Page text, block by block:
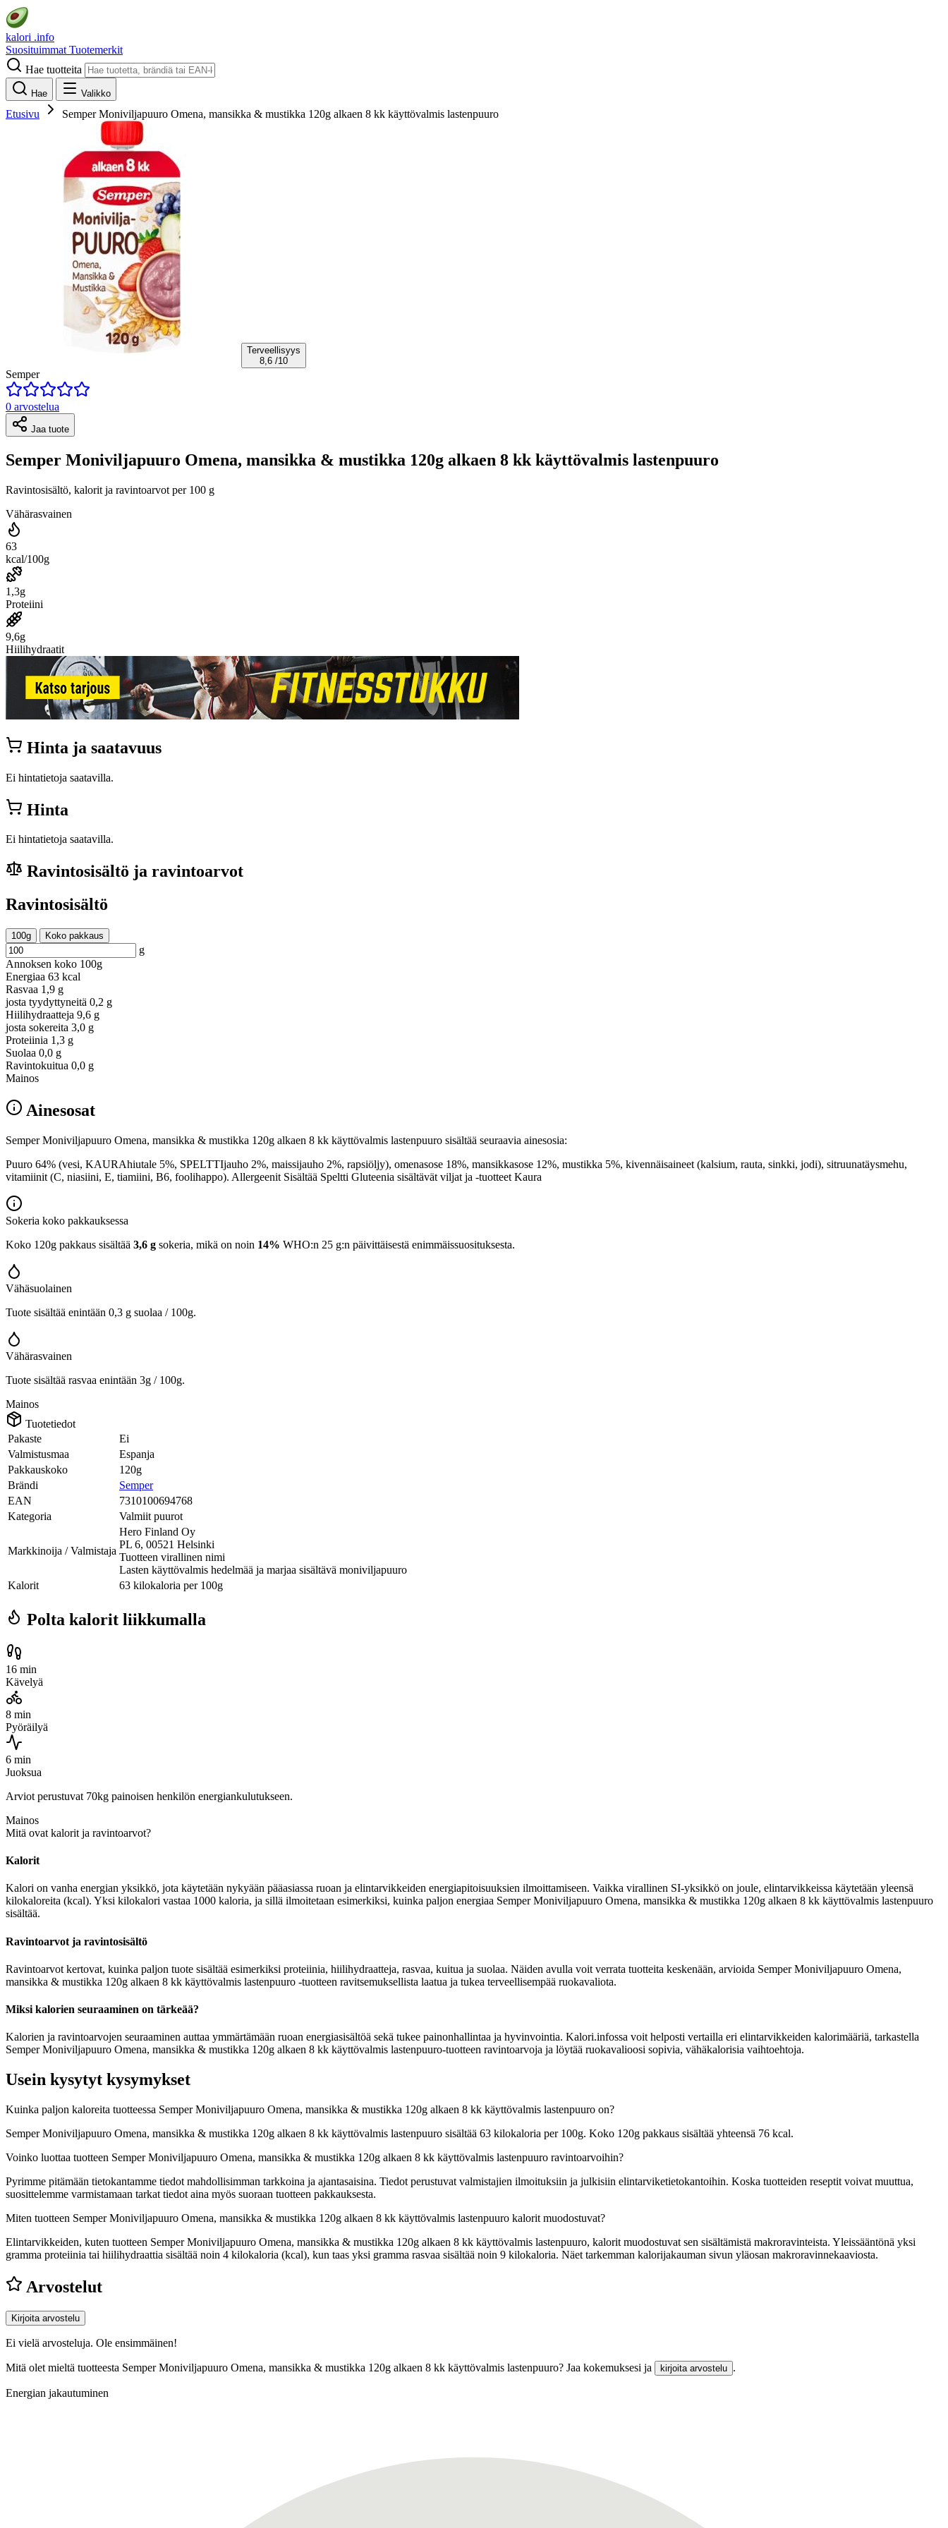
kalori .info
Suosituimmat Tuotemerkit
Hae tuotteita
Hae Valikko
Etusivu Semper Moniviljapuuro Omena, mansikka & mustikka 120g alkaen 8 kk käyttövalmis lastenpuuro
Terveellisyys
8,6 /10
Semper
0 arvostelua
Jaa tuote
Semper Moniviljapuuro Omena, mansikka & mustikka 120g alkaen 8 kk käyttövalmis lastenpuuro
Ravintosisältö, kalorit ja ravintoarvot per 100 g
Vähärasvainen
63
kcal/100g
1,3g
Proteiini
9,6g
Hiilihydraatit
Hinta ja saatavuus
Ei hintatietoja saatavilla.
Hinta
Ei hintatietoja saatavilla.
Ravintosisältö ja ravintoarvot
Ravintosisältö
100g Koko pakkaus
g
Annoksen koko 100g
Energiaa 63 kcal
Rasvaa 1,9 g
josta tyydyttyneitä 0,2 g
Hiilihydraatteja 9,6 g
josta sokereita 3,0 g
Proteiinia 1,3 g
Suolaa 0,0 g
Ravintokuitua 0,0 g
Mainos
Ainesosat
Semper Moniviljapuuro Omena, mansikka & mustikka 120g alkaen 8 kk käyttövalmis lastenpuuro sisältää seuraavia ainesosia:
Puuro 64% (vesi, KAURAhiutale 5%, SPELTTIjauho 2%, maissijauho 2%, rapsiöljy), omenasose 18%, mansikkasose 12%, mustikka 5%, kivennäisaineet (kalsium, rauta, sinkki, jodi), sitruunatäysmehu,
vitamiinit (C, niasiini, E, tiamiini, B6, foolihappo). Allergeenit Sisältää Speltti Gluteenia sisältävät viljat ja -tuotteet Kaura
Sokeria koko pakkauksessa
Koko 120g pakkaus sisältää 3,6 g sokeria, mikä on noin 14% WHO:n 25 g:n päivittäisestä enimmäissuosituksesta.
Vähäsuolainen
Tuote sisältää enintään 0,3 g suolaa / 100g.
Vähärasvainen
Tuote sisältää rasvaa enintään 3g / 100g.
Mainos
Tuotetiedot
Pakaste
Ei
Valmistusmaa
Espanja
Pakkauskoko
120g
Brändi
Semper
EAN
7310100694768
Kategoria
Valmiit puurot
Markkinoija / Valmistaja
Hero Finland Oy
PL 6, 00521 Helsinki
Tuotteen virallinen nimi
Lasten käyttövalmis hedelmää ja marjaa sisältävä moniviljapuuro
Kalorit
63 kilokaloria per 100g
Polta kalorit liikkumalla
16 min
Kävelyä
8 min
Pyöräilyä
6 min
Juoksua
Arviot perustuvat 70kg painoisen henkilön energiankulutukseen.
Mainos
Mitä ovat kalorit ja ravintoarvot?
Kalorit
Kalori on vanha energian yksikkö, jota käytetään nykyään pääasiassa ruoan ja elintarvikkeiden energiapitoisuuksien ilmoittamiseen. Vaikka virallinen SI-yksikkö on joule, elintarvikkeissa käytetään yleensä
kilokaloreita (kcal). Yksi kilokalori vastaa 1000 kaloria, ja sillä ilmoitetaan esimerkiksi, kuinka paljon energiaa Semper Moniviljapuuro Omena, mansikka & mustikka 120g alkaen 8 kk käyttövalmis lastenpuuro
sisältää.
Ravintoarvot ja ravintosisältö
Ravintoarvot kertovat, kuinka paljon tuote sisältää esimerkiksi proteiinia, hiilihydraatteja, rasvaa, kuitua ja suolaa. Näiden avulla voit verrata tuotteita keskenään, arvioida Semper Moniviljapuuro Omena,
mansikka & mustikka 120g alkaen 8 kk käyttövalmis lastenpuuro -tuotteen ravitsemuksellista laatua ja tukea terveellisempää ruokavaliota.
Miksi kalorien seuraaminen on tärkeää?
Kalorien ja ravintoarvojen seuraaminen auttaa ymmärtämään ruoan energiasisältöä sekä tukee painonhallintaa ja hyvinvointia. Kalori.infossa voit helposti vertailla eri elintarvikkeiden kalorimääriä, tarkastella
Semper Moniviljapuuro Omena, mansikka & mustikka 120g alkaen 8 kk käyttövalmis lastenpuuro-tuotteen ravintoarvoja ja löytää ruokavalioosi sopivia, vähäkalorisia vaihtoehtoja.
Usein kysytyt kysymykset
Kuinka paljon kaloreita tuotteessa Semper Moniviljapuuro Omena, mansikka & mustikka 120g alkaen 8 kk käyttövalmis lastenpuuro on?
Semper Moniviljapuuro Omena, mansikka & mustikka 120g alkaen 8 kk käyttövalmis lastenpuuro sisältää 63 kilokaloria per 100g. Koko 120g pakkaus sisältää yhteensä 76 kcal.
Voinko luottaa tuotteen Semper Moniviljapuuro Omena, mansikka & mustikka 120g alkaen 8 kk käyttövalmis lastenpuuro ravintoarvoihin?
Pyrimme pitämään tietokantamme tiedot mahdollisimman tarkkoina ja ajantasaisina. Tiedot perustuvat valmistajien ilmoituksiin ja julkisiin elintarviketietokantoihin. Koska tuotteiden reseptit voivat muuttua,
suosittelemme varmistamaan tarkat tiedot aina myös suoraan tuotteen pakkauksesta.
Miten tuotteen Semper Moniviljapuuro Omena, mansikka & mustikka 120g alkaen 8 kk käyttövalmis lastenpuuro kalorit muodostuvat?
Elintarvikkeiden, kuten tuotteen Semper Moniviljapuuro Omena, mansikka & mustikka 120g alkaen 8 kk käyttövalmis lastenpuuro, kalorit muodostuvat sen sisältämistä makroravinteista. Yleissääntönä yksi
gramma proteiinia tai hiilihydraattia sisältää noin 4 kilokaloria (kcal), kun taas yksi gramma rasvaa sisältää noin 9 kilokaloria. Näet tarkemman kalorijakauman sivun yläosan makroravinnekaaviosta.
Arvostelut
Kirjoita arvostelu
Ei vielä arvosteluja. Ole ensimmäinen!
Mitä olet mieltä tuotteesta Semper Moniviljapuuro Omena, mansikka & mustikka 120g alkaen 8 kk käyttövalmis lastenpuuro? Jaa kokemuksesi ja kirjoita arvostelu .
Energian jakautuminen